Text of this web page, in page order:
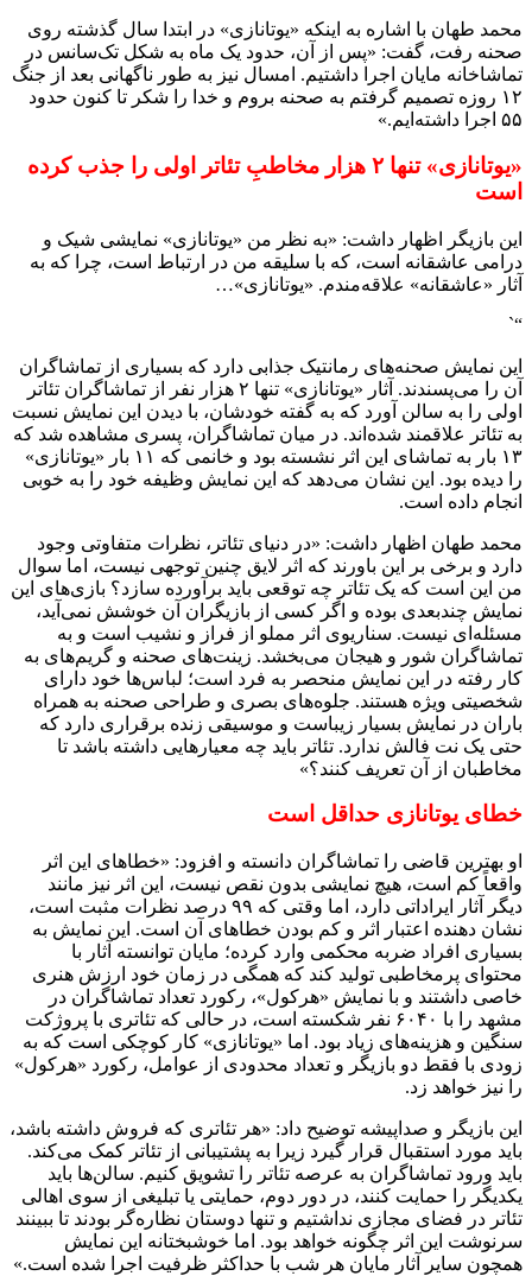
محمد طهان با اشاره به اینکه «یوتانازی» در ابتدا سال گذشته روی
صحنه رفت، گفت: «پس از آن، حدود یک ماه به شکل تک‌سانس در
تماشاخانه مایان اجرا داشتیم. امسال نیز به طور ناگهانی بعد از جنگ
۱۲ روزه تصمیم گرفتم به صحنه بروم و خدا را شکر تا کنون حدود
۵۵ اجرا داشته‌ایم.»
«یوتانازی» تنها ۲ هزار مخاطبِ تئاتر اولی را جذب کرده
است
این بازیگر اظهار داشت: «به نظر من «یوتانازی» نمایشی شیک و
درامی عاشقانه است، که با سلیقه من در ارتباط است، چرا که به
آثار «عاشقانه» علاقه‌مندم. «یوتانازی»…
“`
این نمایش صحنه‌های رمانتیک جذابی دارد که بسیاری از تماشاگران
آن را می‌پسندند. آثار «یوتانازی» تنها ۲ هزار نفر از تماشاگران تئاتر
اولی را به سالن آورد که به گفته خودشان، با دیدن این نمایش نسبت
به تئاتر علاقمند شده‌اند. در میان تماشاگران، پسری مشاهده شد که
۱۳ بار به تماشای این اثر نشسته بود و خانمی که ۱۱ بار «یوتانازی»
را دیده بود. این نشان می‌دهد که این نمایش وظیفه خود را به خوبی
انجام داده است.
محمد طهان اظهار داشت: «در دنیای تئاتر، نظرات متفاوتی وجود
دارد و برخی بر این باورند که اثر لایق چنین توجهی نیست، اما سوال
من این است که یک تئاتر چه توقعی باید برآورده سازد؟ بازی‌های این
نمایش چندبعدی بوده و اگر کسی از بازیگران آن خوشش نمی‌آید،
مسئله‌ای نیست. سناریوی اثر مملو از فراز و نشیب است و به
تماشاگران شور و هیجان می‌بخشد. زینت‌های صحنه و گریم‌های به
کار رفته در این نمایش منحصر به فرد است؛ لباس‌ها خود دارای
شخصیتی ویژه هستند. جلوه‌های بصری و طراحی صحنه به همراه
باران در نمایش بسیار زیباست و موسیقی زنده برقراری دارد که
حتی یک نت فالش ندارد. تئاتر باید چه معیارهایی داشته باشد تا
مخاطبان از آن تعریف کنند؟»
خطای یوتانازی حداقل است
او بهترین قاضی را تماشاگران دانسته و افزود: «خطاهای این اثر
واقعاً کم است، هیچ نمایشی بدون نقص نیست، این اثر نیز مانند
دیگر آثار ایراداتی دارد، اما وقتی که ۹۹ درصد نظرات مثبت است،
نشان دهنده اعتبار اثر و کم بودن خطاهای آن است. این نمایش به
بسیاری افراد ضربه محکمی وارد کرده؛ مایان توانسته آثار با
محتوای پرمخاطبی تولید کند که همگی در زمان خود ارزش هنری
خاصی داشتند و با نمایش «هرکول»، رکورد تعداد تماشاگران در
مشهد را با ۶۰۴۰ نفر شکسته است، در حالی که تئاتری با پروژکت
سنگین و هزینه‌های زیاد بود. اما «یوتانازی» کار کوچکی است که به
زودی با فقط دو بازیگر و تعداد محدودی از عوامل، رکورد «هرکول»
را نیز خواهد زد.
این بازیگر و صداپیشه توضیح داد: «هر تئاتری که فروش داشته باشد،
باید مورد استقبال قرار گیرد زیرا به پشتیبانی از تئاتر کمک می‌کند.
باید ورود تماشاگران به عرصه تئاتر را تشویق کنیم. سالن‌ها باید
یکدیگر را حمایت کنند، در دور دوم، حمایتی یا تبلیغی از سوی اهالی
تئاتر در فضای مجازی نداشتیم و تنها دوستان نظاره‌گر بودند تا ببینند
سرنوشت این اثر چگونه خواهد بود. اما خوشبختانه این نمایش
همچون سایر آثار مایان هر شب با حداکثر ظرفیت اجرا شده است.»